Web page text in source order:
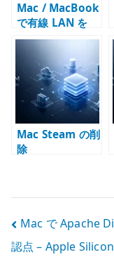
Mac / MacBook
で有線 LAN を
Wi-Fi より優先す
る方法 – サービ
ス順序と route
で確認する
Mac Steam の削
除
投
稿
Mac で Apache
認点 – Apple